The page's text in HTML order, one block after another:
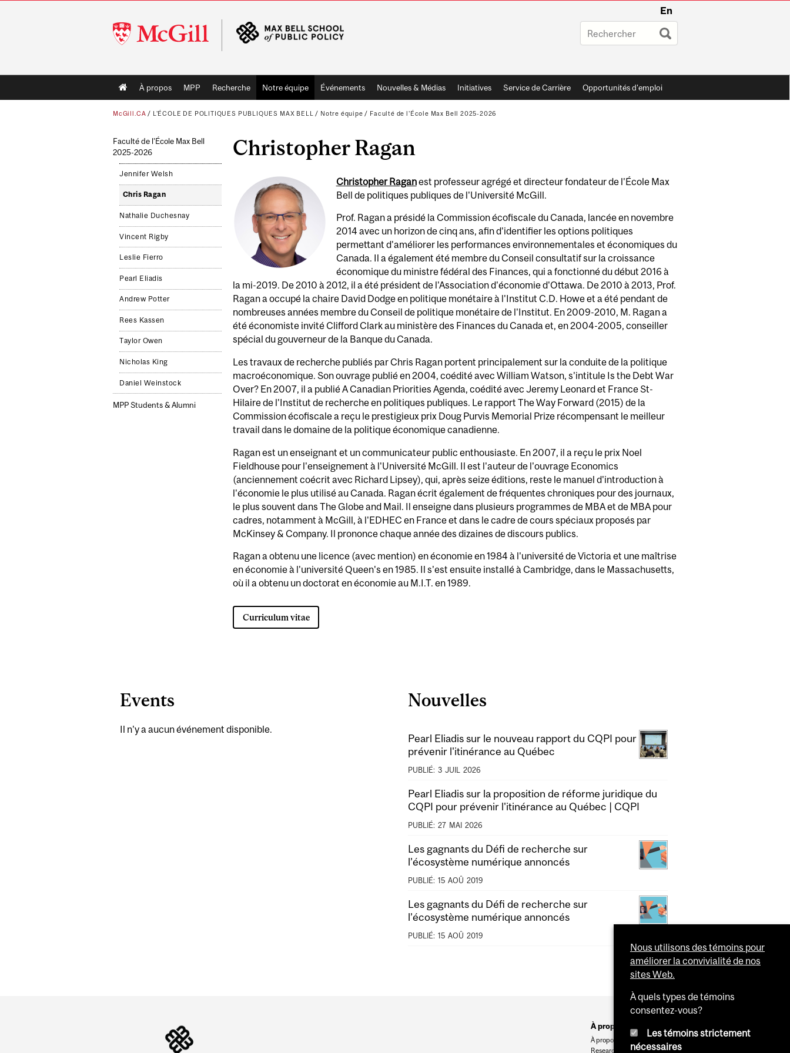
McGill
University
En
Main
navigation
À propos MPP Recherche Notre équipe Événements Nouvelles & Médias Initiatives Service de Carrière Opportunités d'emploi
McGill.CA / L'ÉCOLE DE POLITIQUES PUBLIQUES MAX BELL / Notre équipe / Faculté de l'École Max Bell 2025-2026
Faculté de l'École Max Bell
2025-2026
Jennifer Welsh
Chris Ragan
Nathalie Duchesnay
Vincent Rigby
Leslie Fierro
Pearl Eliadis
Andrew Potter
Rees Kassen
Taylor Owen
Nicholas King
Daniel Weinstock
MPP Students & Alumni
Christopher Ragan
Christopher Raganest professeur agrégé et directeur fondateur de l'École Max
Bell de politiques publiques de l'Université McGill.
Prof. Ragan a présidé la Commission écofiscale du Canada, lancée en novembre
2014 avec un horizon de cinq ans, afin d'identifier les options politiques
permettant d'améliorer les performances environnementales et économiques du
Canada. Il a également été membre du Conseil consultatif sur la croissance
économique du ministre fédéral des Finances, qui a fonctionné du début 2016 à
la mi-2019. De 2010 à 2012, il a été président de l'Association d'économie d'Ottawa. De 2010 à 2013, Prof.
Ragan a occupé la chaire David Dodge en politique monétaire à l'Institut C.D. Howe et a été pendant de
nombreuses années membre du Conseil de politique monétaire de l'Institut. En 2009-2010, M. Ragan a
été économiste invité Clifford Clark au ministère des Finances du Canada et, en 2004-2005, conseiller
spécial du gouverneur de la Banque du Canada.
Les travaux de recherche publiés par Chris Ragan portent principalement sur la conduite de la politique
macroéconomique. Son ouvrage publié en 2004, coédité avec William Watson, s'intitule Is the Debt War
Over? En 2007, il a publié A Canadian Priorities Agenda, coédité avec Jeremy Leonard et France St-
Hilaire de l'Institut de recherche en politiques publiques. Le rapport The Way Forward (2015) de la
Commission écofiscale a reçu le prestigieux prix Doug Purvis Memorial Prize récompensant le meilleur
travail dans le domaine de la politique économique canadienne.
Ragan est un enseignant et un communicateur public enthousiaste. En 2007, il a reçu le prix Noel
Fieldhouse pour l'enseignement à l'Université McGill. Il est l'auteur de l'ouvrage Economics
(anciennement coécrit avec Richard Lipsey), qui, après seize éditions, reste le manuel d'introduction à
l'économie le plus utilisé au Canada. Ragan écrit également de fréquentes chroniques pour des journaux,
le plus souvent dans The Globe and Mail. Il enseigne dans plusieurs programmes de MBA et de MBA pour
cadres, notamment à McGill, à l'EDHEC en France et dans le cadre de cours spéciaux proposés par
McKinsey & Company. Il prononce chaque année des dizaines de discours publics.
Ragan a obtenu une licence (avec mention) en économie en 1984 à l'université de Victoria et une maîtrise
en économie à l'université Queen's en 1985. Il s'est ensuite installé à Cambridge, dans le Massachusetts,
où il a obtenu un doctorat en économie au M.I.T. en 1989.
Curriculum vitae
Events
Il n'y a aucun événement disponible.
Nouvelles
Pearl Eliadis sur le nouveau rapport du CQPI pour
prévenir l'itinérance au Québec
PUBLIÉ: 3 JUIL 2026
Pearl Eliadis sur la proposition de réforme juridique du
CQPI pour prévenir l'itinérance au Québec | CQPI
PUBLIÉ: 27 MAI 2026
Les gagnants du Défi de recherche sur
l’écosystème numérique annoncés
PUBLIÉ: 15 AOÛ 2019
Les gagnants du Défi de recherche sur
l’écosystème numérique annoncés
PUBLIÉ: 15 AOÛ 2019
University
À propos
À propos
Research
Nous utilisons des témoins pour
améliorer la convivialité de nos
sites Web.
À quels types de témoins
consentez-vous?
Les témoins strictement
nécessaires